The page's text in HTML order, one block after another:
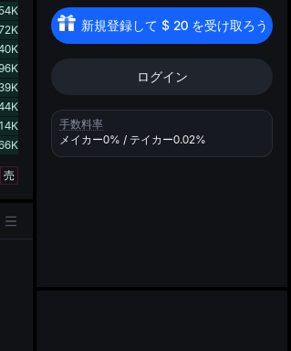
売
新規登録して $ 20 を受け取ろう
ログイン
手数料率
メイカー0% / テイカー0.02%